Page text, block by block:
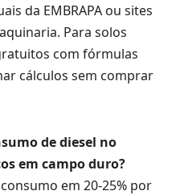
da EMBRAPA ou sites
Para solos
com fórmulas
cálculos sem comprar
de diesel no
em campo duro?
em 20-25% por